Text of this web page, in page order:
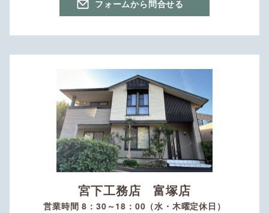
フォームから問合せる
宮下工務店 富塚店
営業時間 8：30～18：00（水・木曜定休日）